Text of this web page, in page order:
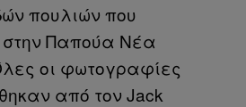
πουλιών που
στην Παπούα Νέα
οι φωτογραφίες
από τον Jack